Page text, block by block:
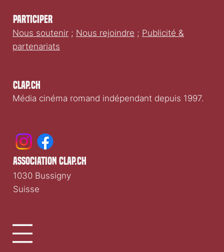
Clap.ch
Média cinéma romand indépendant depuis 1997.
Participer
Nous soutenir ; Nous rejoindre ; Publicité &
partenariats
association clap.ch
1030 Bussigny
Suisse